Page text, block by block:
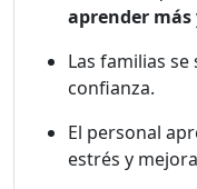
aprender más
Las familias se
confianza.
El personal
estrés y